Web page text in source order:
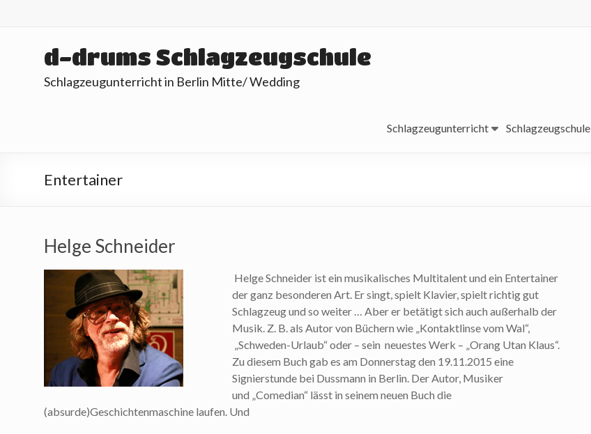
d-drums Schlagzeugschule
Schlagzeugunterricht in Berlin Mitte/ Wedding
Schlagzeugunterricht Schlagzeugschule
Entertainer
Helge Schneider
Helge Schneider ist ein musikalisches Multitalent und ein Entertainer
der ganz besonderen Art. Er singt, spielt Klavier, spielt richtig gut
Schlagzeug und so weiter … Aber er betätigt sich auch außerhalb der
Musik. Z. B. als Autor von Büchern wie „Kontaktlinse vom Wal“,
„Schweden-Urlaub“ oder – sein neuestes Werk – „Orang Utan Klaus“.
Zu diesem Buch gab es am Donnerstag den 19.11.2015 eine
Signierstunde bei Dussmann in Berlin. Der Autor, Musiker
und „Comedian“ lässt in seinem neuen Buch die
(absurde)Geschichtenmaschine laufen. Und